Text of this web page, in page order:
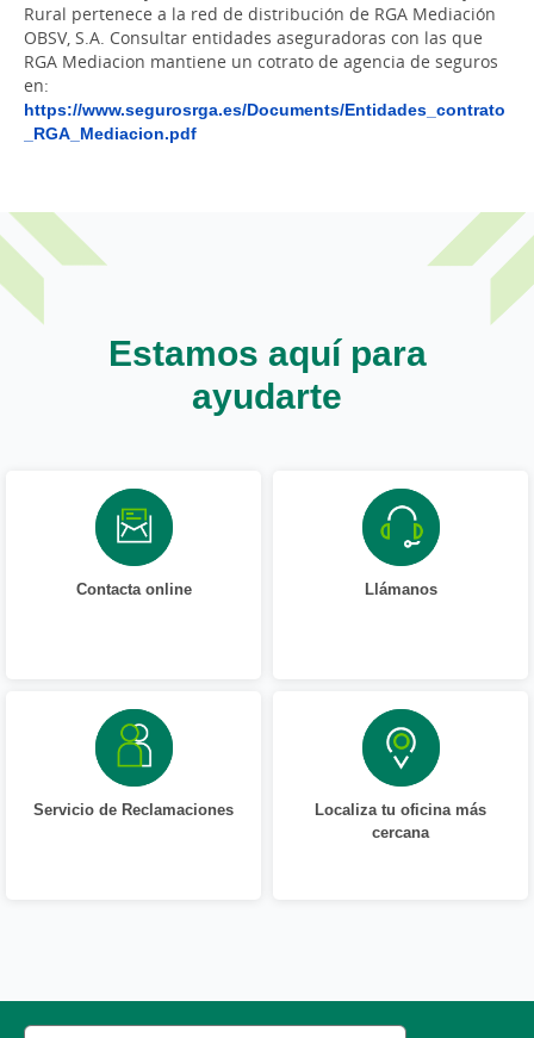
Rural pertenece a la red de distribución de RGA Mediación
OBSV, S.A. Consultar entidades aseguradoras con las que
RGA Mediacion mantiene un cotrato de agencia de seguros
en:
https://www.segurosrga.es/Documents/Entidades_contrato
_RGA_Mediacion.pdf
Estamos aquí para
ayudarte
Contacta online Llámanos
Servicio de Reclamaciones
Localiza tu oficina más
cercana